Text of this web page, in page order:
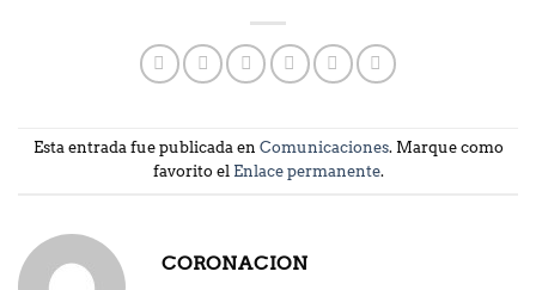
Esta entrada fue publicada en Comunicaciones. Marque como
favorito el Enlace permanente.
CORONACION